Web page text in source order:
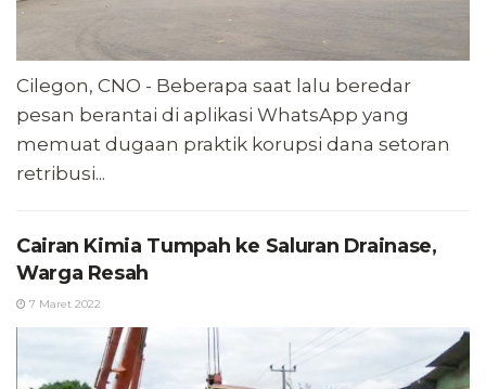
Cilegon, CNO - Beberapa saat lalu beredar
pesan berantai di aplikasi WhatsApp yang
memuat dugaan praktik korupsi dana setoran
retribusi...
Cairan Kimia Tumpah ke Saluran Drainase,
Warga Resah
7 Maret 2022